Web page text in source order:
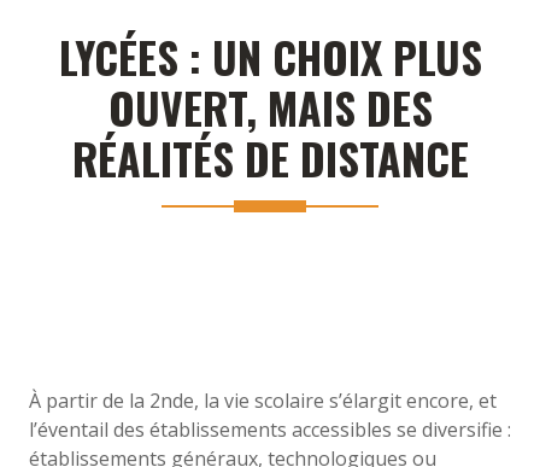
LYCÉES : UN CHOIX PLUS
OUVERT, MAIS DES
RÉALITÉS DE DISTANCE
À partir de la 2nde, la vie scolaire s’élargit encore, et
l’éventail des établissements accessibles se diversifie :
établissements généraux, technologiques ou